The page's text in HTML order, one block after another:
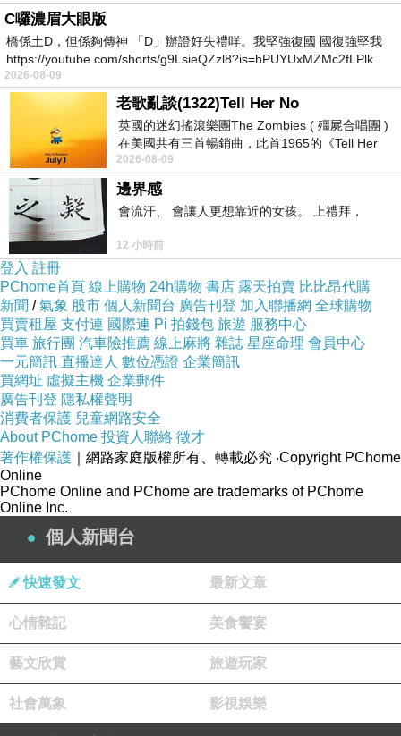
=>點此取得優惠<=
商品特色
★適合路跑、慢跑、馬拉松
★正面鳥眼布，強力吸汗材質汗水瞬間蒸發
★特殊方格網布，減少皮膚接觸面積
★MIT 台灣設計，台灣製造
C囉濃眉大眼版
橋係土D，但係夠傳神 「D」辦證好失禮咩。我堅強復國 國復強堅我
https://youtube.com/shorts/g9LsieQZzl8?is=hPUYUxMZMc2fLPlk
2026-08-09
老歌亂談(1322)Tell Her No
英國的迷幻搖滾樂團The Zombies ( 殭屍合唱團 )
在美國共有三首暢銷曲，此首1965的《Tell Her
No》即為其中之一，在告示牌百大單曲
2026-08-09
邊界感
會流汗、 會讓人更想靠近的女孩。 上禮拜，
12 小時前
登入 註冊
PChome首頁 線上購物 24h購物 書店 露天拍賣 比比昂代購
新聞 /氣象 股市 個人新聞台 廣告刊登 加入聯播網 全球購物
買賣租屋 支付連 國際連 Pi 拍錢包 旅遊 服務中心
買車 旅行團 汽車險推薦 線上麻將 雜誌 星座命理 會員中心
一元簡訊 直播達人 數位憑證 企業簡訊
買網址 虛擬主機 企業郵件
廣告刊登 隱私權聲明
消費者保護 兒童網路安全
About PChome 投資人聯絡 徵才
著作權保護 ｜網路家庭版權所有、轉載必究 ‧Copyright PChome
Online
PChome Online and PChome are trademarks of PChome
Online Inc.
個人新聞台
快速發文 最新文章
心情雜記 美食饗宴
藝文欣賞 旅遊玩家
社會萬象 影視娛樂